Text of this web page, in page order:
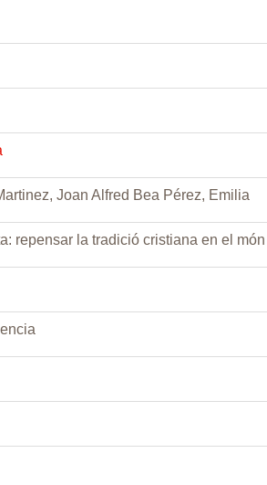
Joan Alfred Bea Pérez, Emilia
repensar la tradició cristiana en el